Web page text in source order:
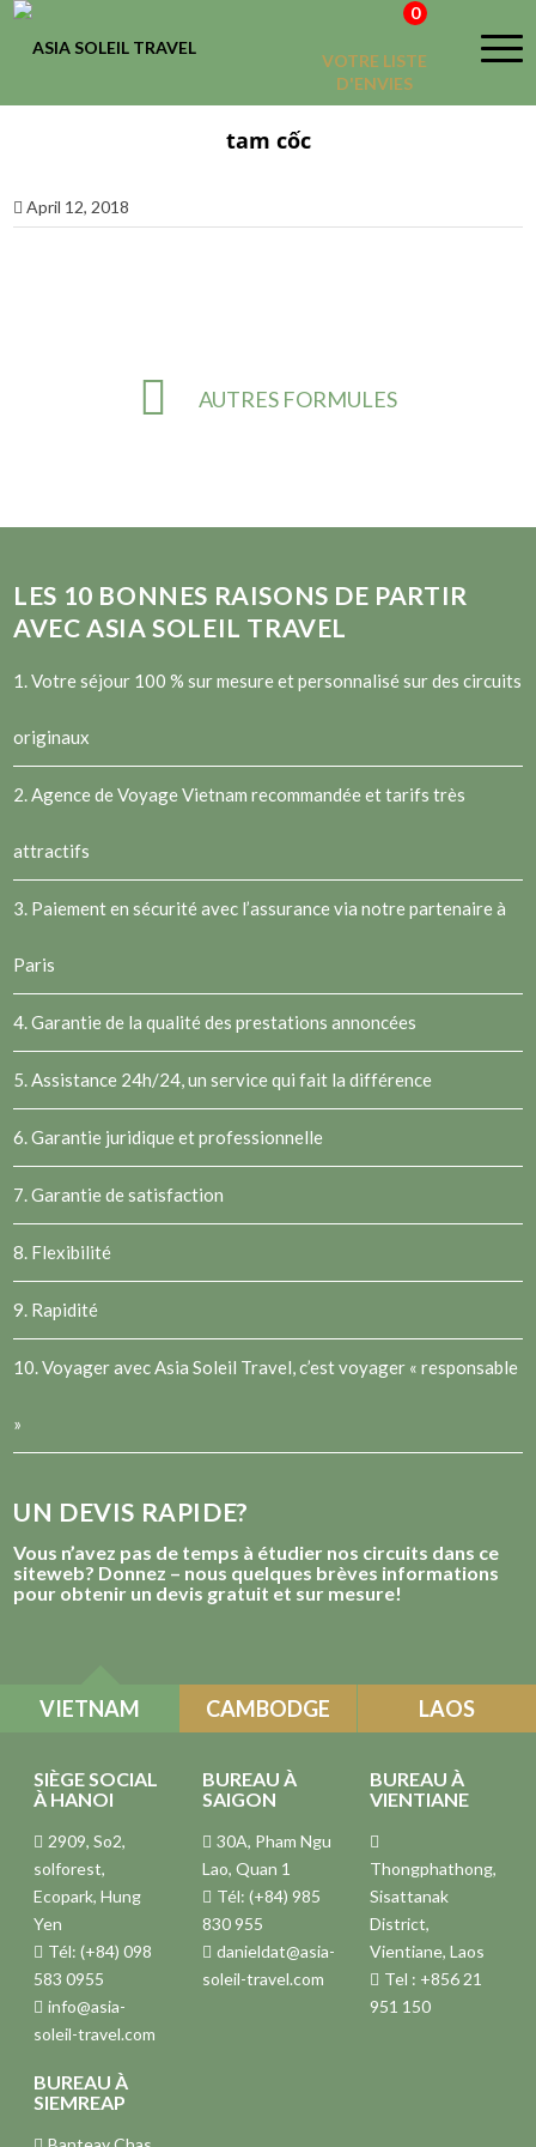
VOTRE LISTE
D'ENVIES
0
tam cốc
April 12, 2018
AUTRES FORMULES
LES 10 BONNES RAISONS DE PARTIR
AVEC ASIA SOLEIL TRAVEL
1. Votre séjour 100 % sur mesure et personnalisé sur des circuits
originaux
2.Agence de Voyage Vietnam recommandée et tarifs très
attractifs
3. Paiement en sécurité avec l’assurance via notre partenaire à
Paris
4. Garantie de la qualité des prestations annoncées
5. Assistance 24h/24, un service qui fait la différence
6. Garantie juridique et professionnelle
7. Garantie de satisfaction
8. Flexibilité
9. Rapidité
10. Voyager avec Asia Soleil Travel, c’est voyager « responsable
»
UN DEVIS RAPIDE?
Vous n’avez pas de temps à étudier nos circuits dans ce
siteweb? Donnez – nous quelques brèves informations
pour obtenir un devis gratuit et sur mesure!
VIETNAM CAMBODGE LAOS
SIÈGE SOCIAL
À HANOI
2909, So2,
solforest,
Ecopark, Hung
Yen
Tél: (+84) 098
583 0955
info@asia-
soleil-travel.com
BUREAU À
SAIGON
30A, Pham Ngu
Lao, Quan 1
Tél: (+84) 985
830 955
danieldat@asia-
soleil-travel.com
BUREAU À
VIENTIANE
Thongphathong,
Sisattanak
District,
Vientiane, Laos
Tel : +856 21
951 150
BUREAU À
SIEMREAP